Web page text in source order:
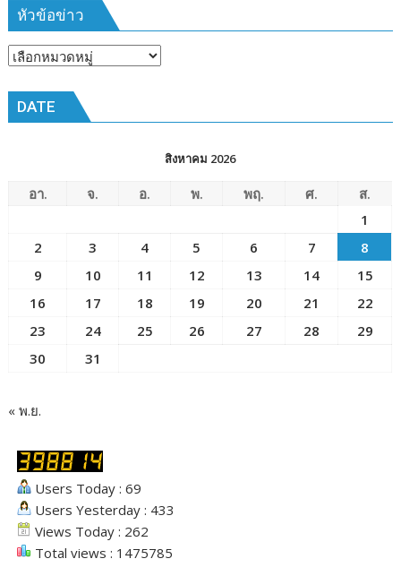
๒๕๖๙
หัวข้อข่าว
หัวข้อ
DATE
สิงหาคม 2026
อา. จ. อ. พ. พฤ. ศ.
ส.
1
2
3 4 5 6 7
8
9
10 11 12 13 14
15
16
17 18 19 20 21
22
23
24 25 26 27 28
29
30
31
« พ.ย.
Users Today : 69
Users Yesterday : 433
Views Today : 262
Total views : 1475785